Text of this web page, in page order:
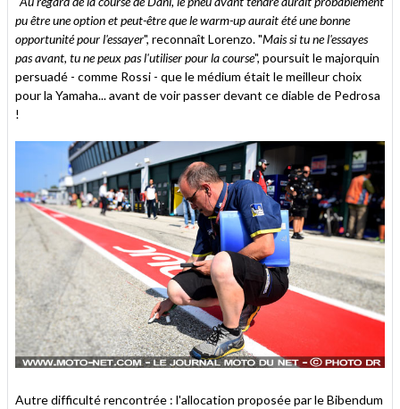
pu être une option et peut-être que le warm-up aurait été une bonne
opportunité pour l'essayer", reconnaît Lorenzo. "Mais si tu ne l'essayes
pas avant, tu ne peux pas l'utiliser pour la course", poursuit le majorquin
persuadé - comme Rossi - que le médium était le meilleur choix
pour la Yamaha... avant de voir passer devant ce diable de Pedrosa
!
Autre difficulté rencontrée : l'allocation proposée par le Bibendum